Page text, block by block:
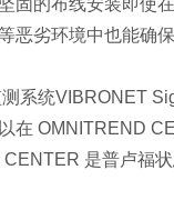
恶劣环境中也能确
系统VIBRONET
在 OMNITREND
是普卢福